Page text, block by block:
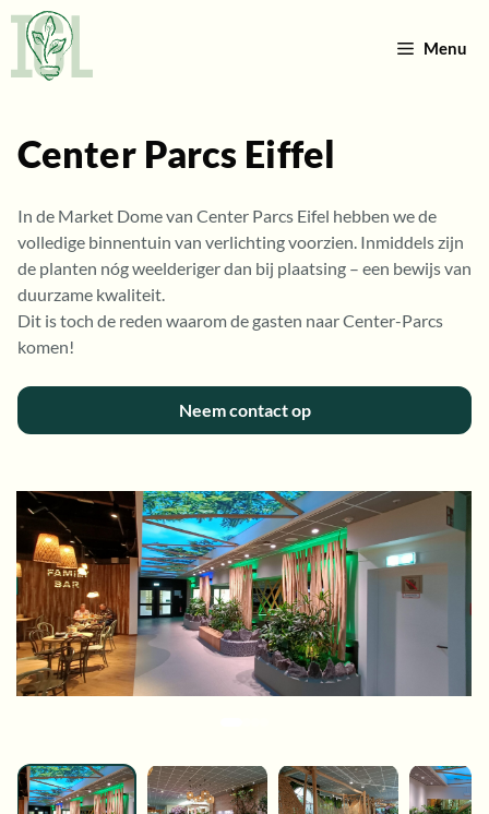
Ga
naar
Menu
Center Parcs Eiffel
In de Market Dome van Center Parcs Eifel hebben we de
volledige binnentuin van verlichting voorzien. Inmiddels zijn
de planten nóg weelderiger dan bij plaatsing – een bewijs van
duurzame kwaliteit.
Dit is toch de reden waarom de gasten naar Center-Parcs
komen!
Neem contact op